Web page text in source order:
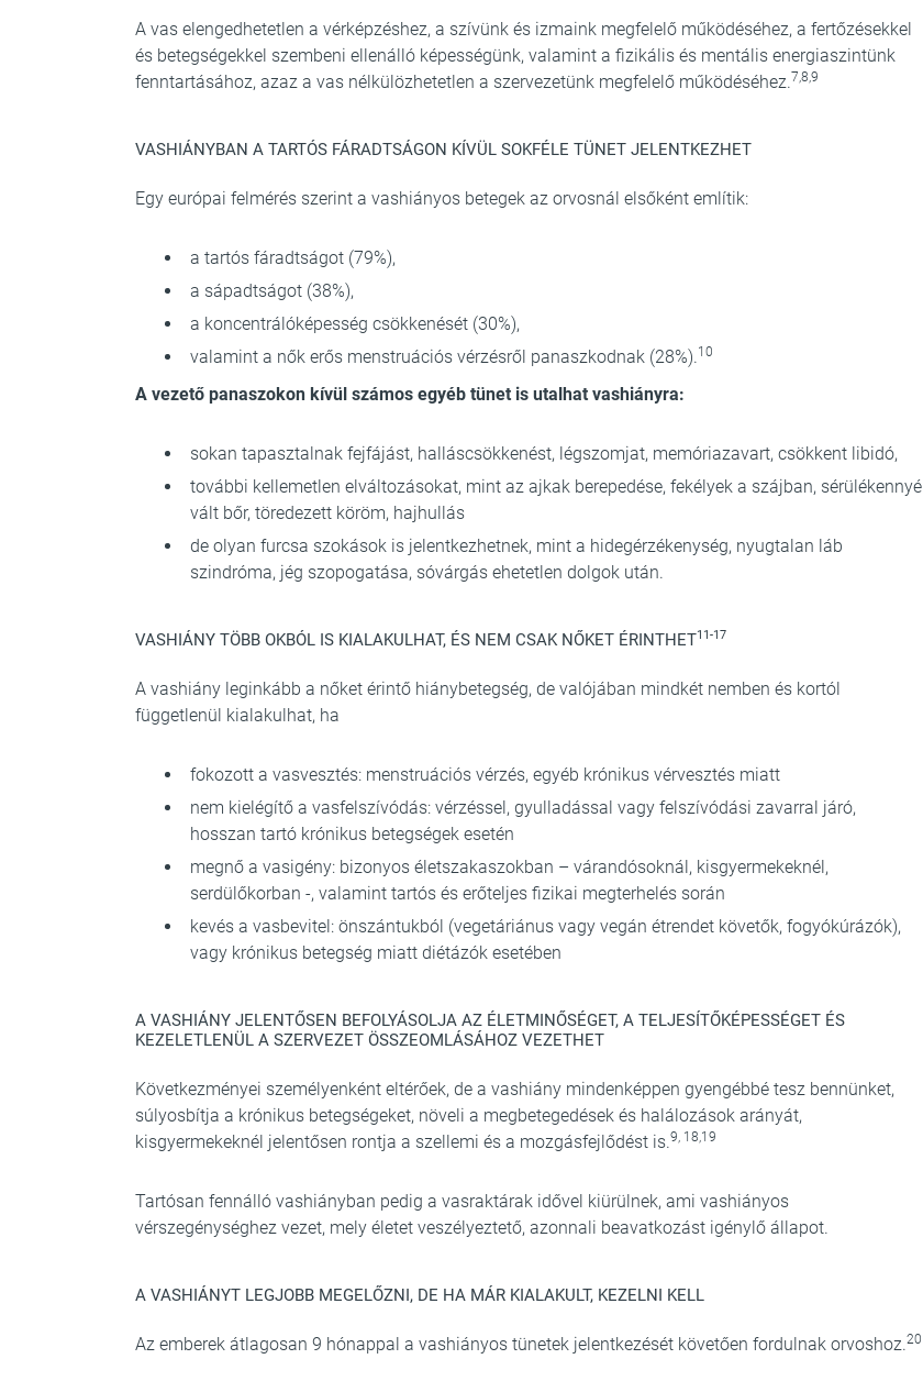
A vas elengedhetetlen a vérképzéshez, a szívünk és izmaink megfelelő működéséhez, a fertőzésekkel
és betegségekkel szembeni ellenálló képességünk, valamint a fizikális és mentális energiaszintünk
fenntartásához, azaz a vas nélkülözhetetlen a szervezetünk megfelelő működéséhez.7,8,9
VASHIÁNYBAN A TARTÓS FÁRADTSÁGON KÍVÜL SOKFÉLE TÜNET JELENTKEZHET
Egy európai felmérés szerint a vashiányos betegek az orvosnál elsőként említik:
a tartós fáradtságot (79%),
a sápadtságot (38%),
a koncentrálóképesség csökkenését (30%),
valamint a nők erős menstruációs vérzésről panaszkodnak (28%).10
A vezető panaszokon kívül számos egyéb tünet is utalhat vashiányra:
sokan tapasztalnak fejfájást, halláscsökkenést, légszomjat, memóriazavart, csökkent libidó,
további kellemetlen elváltozásokat, mint az ajkak berepedése, fekélyek a szájban, sérülékennyé
vált bőr, töredezett köröm, hajhullás
de olyan furcsa szokások is jelentkezhetnek, mint a hidegérzékenység, nyugtalan láb
szindróma, jég szopogatása, sóvárgás ehetetlen dolgok után.
VASHIÁNY TÖBB OKBÓL IS KIALAKULHAT, ÉS NEM CSAK NŐKET ÉRINTHET11-17
A vashiány leginkább a nőket érintő hiánybetegség, de valójában mindkét nemben és kortól
függetlenül kialakulhat, ha
fokozott a vasvesztés: menstruációs vérzés, egyéb krónikus vérvesztés miatt
nem kielégítő a vasfelszívódás: vérzéssel, gyulladással vagy felszívódási zavarral járó,
hosszan tartó krónikus betegségek esetén
megnő a vasigény: bizonyos életszakaszokban – várandósoknál, kisgyermekeknél,
serdülőkorban -, valamint tartós és erőteljes fizikai megterhelés során
kevés a vasbevitel: önszántukból (vegetáriánus vagy vegán étrendet követők, fogyókúrázók),
vagy krónikus betegség miatt diétázók esetében
A VASHIÁNY JELENTŐSEN BEFOLYÁSOLJA AZ ÉLETMINŐSÉGET, A TELJESÍTŐKÉPESSÉGET ÉS
KEZELETLENÜL A SZERVEZET ÖSSZEOMLÁSÁHOZ VEZETHET
Következményei személyenként eltérőek, de a vashiány mindenképpen gyengébbé tesz bennünket,
súlyosbítja a krónikus betegségeket, növeli a megbetegedések és halálozások arányát,
kisgyermekeknél jelentősen rontja a szellemi és a mozgásfejlődést is.9, 18,19
Tartósan fennálló vashiányban pedig a vasraktárak idővel kiürülnek, ami vashiányos
vérszegénységhez vezet, mely életet veszélyeztető, azonnali beavatkozást igénylő állapot.
A VASHIÁNYT LEGJOBB MEGELŐZNI, DE HA MÁR KIALAKULT, KEZELNI KELL
Az emberek átlagosan 9 hónappal a vashiányos tünetek jelentkezését követően fordulnak orvoshoz.20